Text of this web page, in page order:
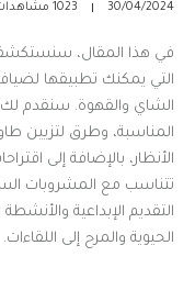
30/04/2024 1023 مشاهدات
في هذا المقال،
التي يمكنك تطبيقها
الشاي والقهوة. سنقدم لك
المناسبة، وطرق لتزيين
الأنظار، بالإضافة إلى
تتناسب مع المشروبات
التقديم الإبداعية
الحيوية والمرح إلى اللقاءات.